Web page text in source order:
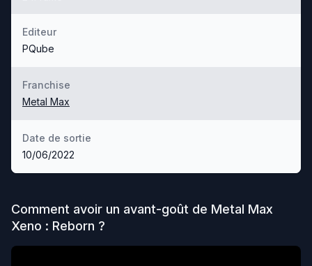
Editeur
PQube
Franchise
Metal Max
Date de sortie
10/06/2022
Comment avoir un avant-goût de Metal Max
Xeno : Reborn ?